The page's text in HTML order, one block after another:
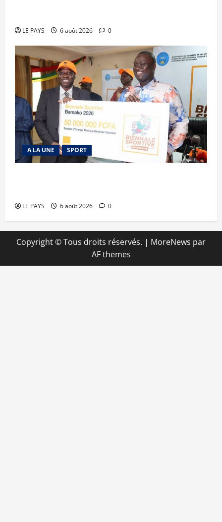
LE PAYS 6 août 2026 0
A LA UNE SPORT
LE PAYS 6 août 2026 0
Copyright © Tous droits réservés. | MoreNews par
AF themes